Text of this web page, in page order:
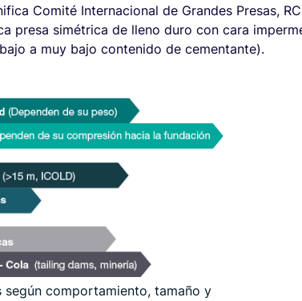
Comité Internacional de Grandes Presas,
presa simétrica de lleno duro con cara
a muy bajo contenido de cementante).
según comportamiento, tamaño y